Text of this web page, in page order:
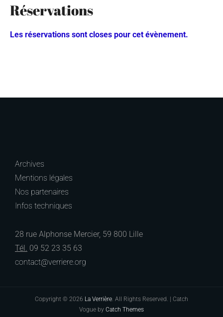
Réservations
Les réservations sont closes pour cet évènement.
Archives
Mentions légales
Nos partenaires
Infos techniques
28 rue Alphonse Mercier, 59 800 Lille
Tél. 09 52 23 35 63
contact@verriere.org
Copyright © 2026 La Verrière. All Rights Reserved. | Catch
Vogue by Catch Themes